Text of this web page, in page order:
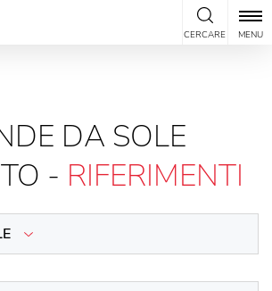
CERCARE MENU
DA SOLE
- RIFERIMENTI